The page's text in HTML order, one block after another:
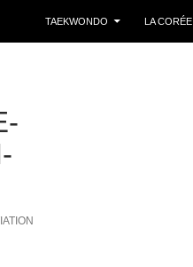
TAEKWONDO LA CORÉE